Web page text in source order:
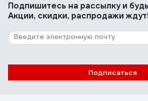
Подпишитесь на рассылкуи
Акции, скидки, распродажи
Подписаться